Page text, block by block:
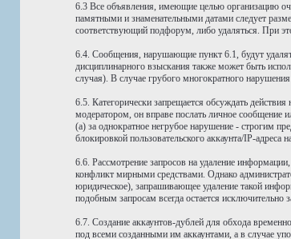
6.3 Все объявления, имеющие целью организацию
памятными и знаменательными датами следует
соответствующий подфорум, либо удаляться. При
6.4. Сообщения, нарушающие пункт 6.1, будут
дисциплинарного взыскания также может быть
случая). В случае грубого многократного
6.5. Категорически запрещается обсуждать
модератором, он вправе послать личное сообщение
(а) за однократное негрубое нарушение - строгим
блокировкой пользовательского аккаунта/IP-адреса
6.6. Рассмотрение запросов на удаление
конфликт мирными средствами. Однако
юридическое), запрашивающее удаление такой
подобным запросам всегда остается исключительно
6.7. Создание аккаунтов-дублей для обхода
под всеми созданными им аккаунтами, а в случае